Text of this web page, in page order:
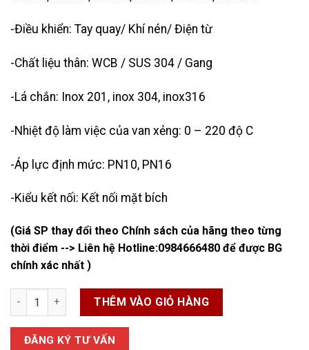
-Điều khiển: Tay quay/ Khí nén/ Điện từ
-Chất liệu thân: WCB / SUS 304 / Gang
-Lá chắn: Inox 201, inox 304, inox316
-Nhiệt độ làm việc của van xẻng: 0 – 220 độ C
-Áp lực định mức: PN10, PN16
-Kiểu kết nối: Kết nối mặt bích
(Giá SP thay đổi theo Chính sách của hãng theo từng
thời điểm --> Liên hệ Hotline:0984666480 để được BG
chính xác nhất )
Van Dao Nối Bích số lượngTHÊM VÀO GIỎ HÀNG
ĐĂNG KÝ TƯ VẤN